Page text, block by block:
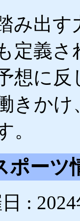
み出す
定義
想に
きかけ
。
ポー
: